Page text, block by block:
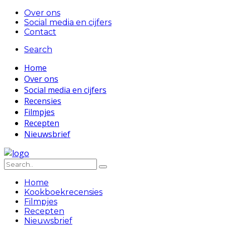
Over ons
Social media en cijfers
Contact
Search
Home
Over ons
Social media en cijfers
Recensies
Filmpjes
Recepten
Nieuwsbrief
Home
Kookboekrecensies
Filmpjes
Recepten
Nieuwsbrief